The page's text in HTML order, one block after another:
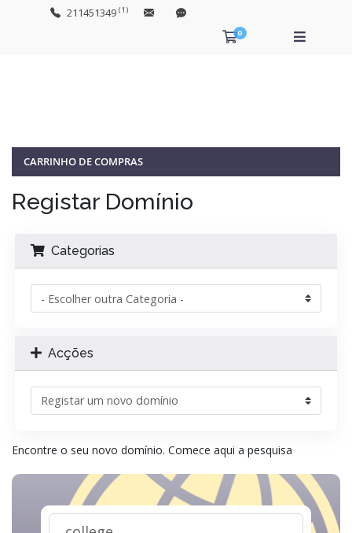
211451349 (1)
0
Carrinho de
CARRINHO DE COMPRAS
Registar Domínio
Categorias
Acções
Encontre o seu novo domínio. Comece aqui a pesquisa